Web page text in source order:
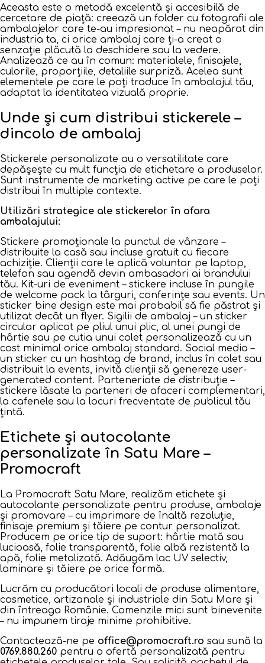
Aceasta este o metodă excelentă și accesibilă de
cercetare de piață: creează un folder cu fotografii ale
ambalajelor care te-au impresionat – nu neapărat din
industria ta, ci orice ambalaj care ți-a creat o
senzație plăcută la deschidere sau la vedere.
Analizează ce au în comun: materialele, finisajele,
culorile, proporțiile, detaliile surpriză. Acelea sunt
elementele pe care le poți traduce în ambalajul tău,
adaptat la identitatea vizuală proprie.
Unde și cum distribui stickerele –
dincolo de ambalaj
Stickerele personalizate au o versatilitate care
depășește cu mult funcția de etichetare a produselor.
Sunt instrumente de marketing active pe care le poți
distribui în multiple contexte.
Utilizări strategice ale stickerelor în afara
ambalajului:
Stickere promoționale la punctul de vânzare –
distribuite la casă sau incluse gratuit cu fiecare
achiziție. Clienții care le aplică voluntar pe laptop,
telefon sau agendă devin ambasadori ai brandului
tău. Kit-uri de eveniment – stickere incluse în pungile
de welcome pack la târguri, conferințe sau events. Un
sticker bine design este mai probabil să fie păstrat și
utilizat decât un flyer. Sigilii de ambalaj – un sticker
circular aplicat pe pliul unui plic, al unei pungi de
hârtie sau pe cutia unui colet personalizează cu un
cost minimal orice ambalaj standard. Social media –
un sticker cu un hashtag de brand, inclus în colet sau
distribuit la events, invită clienții să genereze user-
generated content. Parteneriate de distribuție –
stickere lăsate la parteneri de afaceri complementari,
la cafenele sau la locuri frecventate de publicul tău
țintă.
Etichete și autocolante
personalizate în Satu Mare –
Promocraft
La Promocraft Satu Mare, realizăm etichete și
autocolante personalizate pentru produse, ambalaje
și promovare – cu imprimare de înaltă rezoluție,
finisaje premium și tăiere pe contur personalizat.
Producem pe orice tip de suport: hârtie mată sau
lucioasă, folie transparentă, folie albă rezistentă la
apă, folie metalizată. Adăugăm lac UV selectiv,
laminare și tăiere pe orice formă.
Lucrăm cu producători locali de produse alimentare,
cosmetice, artizanale și industriale din Satu Mare și
din întreaga Românie. Comenzile mici sunt binevenite
– nu impunem tiraje minime prohibitive.
Contactează-ne pe office@promocraft.ro sau sună la
0769.880.260 pentru o ofertă personalizată pentru